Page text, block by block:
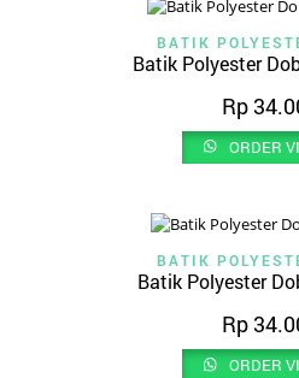
BATIK
Batik Polyester
Rp
ORDER
BATIK
Batik Polyester
Rp
ORDER